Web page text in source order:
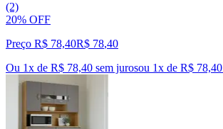
(2)
20% OFF
Preço R$ 78,40R$ 78,40
Ou 1x de R$ 78,40 sem jurosou 1x de R$ 78,40